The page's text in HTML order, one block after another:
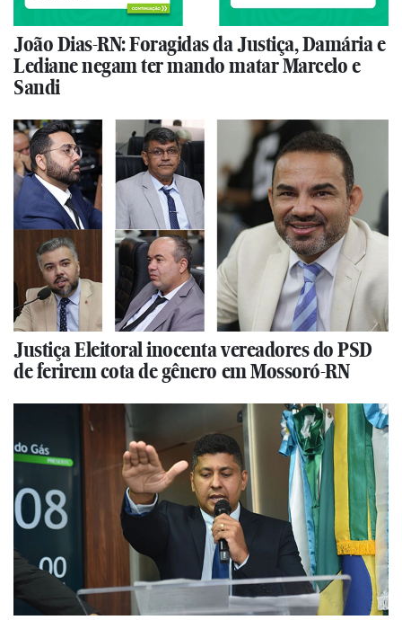
João Dias-RN: Foragidas da Justiça, Damária e
Lediane negam ter mando matar Marcelo e
Sandi
Justiça Eleitoral inocenta vereadores do PSD
de ferirem cota de gênero em Mossoró-RN